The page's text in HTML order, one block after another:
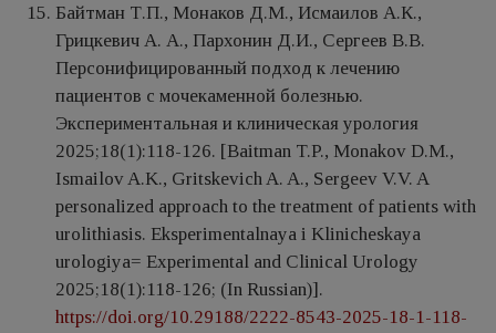
Байтман Т.П., Монаков Д.М., Исмаилов А.К.,
Грицкевич А. А., Пархонин Д.И., Сергеев В.В.
Персонифицированный подход к лечению
пациентов с мочекаменной болезнью.
Экспериментальная и клиническая урология
2025;18(1):118-126. [Baitman T.P., Monakov D.M.,
Ismailov A.K., Gritskevich A. A., Sergeev V.V. A
personalized approach to the treatment of patients with
urolithiasis. Eksperimentalnaya i Klinicheskaya
urologiya= Experimental and Clinical Urology
2025;18(1):118-126; (In Russian)].
https://doi.org/10.29188/2222-8543-2025-18-1-118-